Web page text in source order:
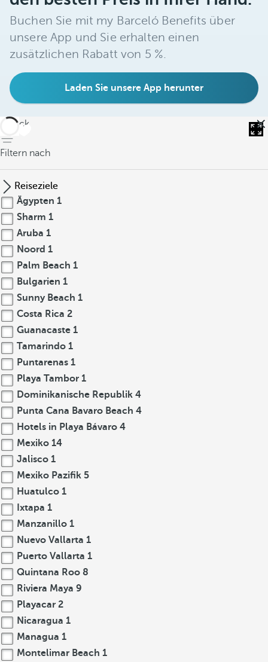
Buchen Sie mit my Barceló Benefits über
unsere App und Sie erhalten einen
zusätzlichen Rabatt von 5 %.
Laden Sie unsere App herunter
zurück
Filtern nach
Reiseziele
Ägypten 1
Sharm 1
Aruba 1
Noord 1
Palm Beach 1
Bulgarien 1
Sunny Beach 1
Costa Rica 2
Guanacaste 1
Tamarindo 1
Puntarenas 1
Playa Tambor 1
Dominikanische Republik 4
Punta Cana Bavaro Beach 4
Hotels in Playa Bávaro 4
Mexiko 14
Jalisco 1
Mexiko Pazifik 5
Huatulco 1
Ixtapa 1
Manzanillo 1
Nuevo Vallarta 1
Puerto Vallarta 1
Quintana Roo 8
Riviera Maya 9
Playacar 2
Nicaragua 1
Managua 1
Montelimar Beach 1